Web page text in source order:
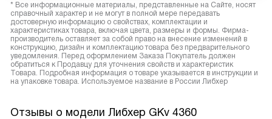
* Все информационные материалы, представленные на Сайте, носят
справочный характер и не могут в полной мере передавать
достоверную информацию о свойствах, комплектации и
характеристиках товара, включая цвета, размеры и формы. Фирма-
производитель оставляет за собой право на внесение изменений в
конструкцию, дизайн и комплектацию товара без предварительного
уведомления. Перед оформлением Заказа Покупатель должен
обратиться к Продавцу для уточнения свойств и характеристик
Товара. Подробная информация о товаре указывается в инструкции и
на упаковке товара. Используемое название в России Либхер
Отзывы о модели Либхер GKv 4360